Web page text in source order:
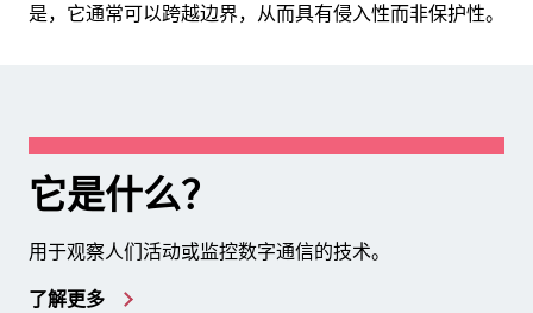
是，它通常可以跨越边界，从而具有侵入性而非保护性。
它是什么？
用于观察人们活动或监控数字通信的技术。
了解更多